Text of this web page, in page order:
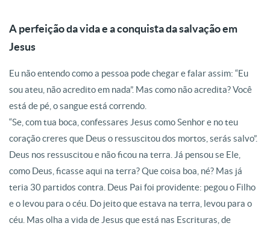
A perfeição da vida e a conquista da salvação em
Jesus
Eu não entendo como a pessoa pode chegar e falar assim: “Eu
sou ateu, não acredito em nada”. Mas como não acredita? Você
está de pé, o sangue está correndo
“Se, com tua boca, confessares Jesus como Senhor e no teu
coração creres que Deus o ressuscitou dos mortos, serás salvo”.
Deus nos ressuscitou e não ficou na terra. Já pensou se Ele,
como Deus, ficasse aqui na terra? Que coisa boa, né? Mas já
teria 30 partidos contra. Deus Pai foi providente: pegou o Filho
e o levou para o céu . Do jeito que estava na terra, levou para o
céu. Mas olha a vida de Jesus que está nas Escrituras, de